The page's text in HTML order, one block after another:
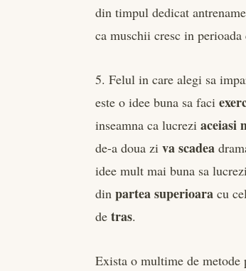
din timpul dedicat
ca muschii cresc in
5. Felul in care alegi sa
este o idee buna sa faci
inseamna ca lucreziaceiasi
de-a doua zi va scadea
idee mult mai buna sa
dinpartea superioara cu
detras.
Exista o multime de